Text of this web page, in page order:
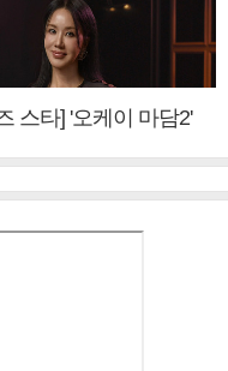
스타] '오케이 마담2'